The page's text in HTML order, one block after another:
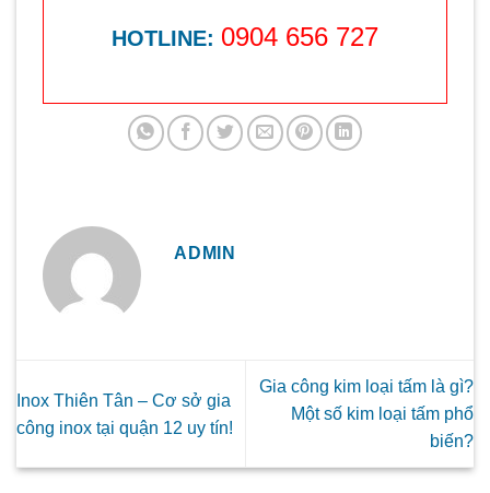
HOTLINE: 0904 656 727
ADMIN
Inox Thiên Tân – Cơ sở gia
công inox tại quận 12 uy tín!
Gia công kim loại tấm là gì?
Một số kim loại tấm phổ
biến?